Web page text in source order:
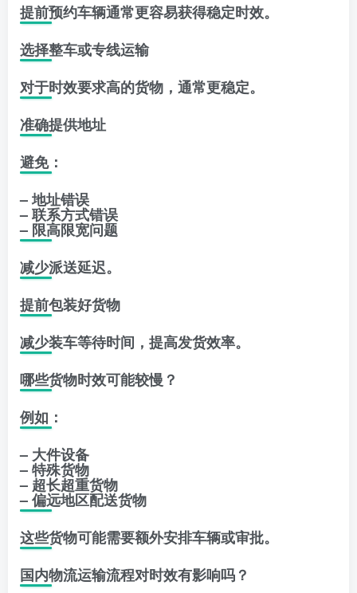
提前预约车辆通常更容易获得稳定时效。
选择整车或专线运输
对于时效要求高的货物，通常更稳定。
准确提供地址
避免：
– 地址错误
– 联系方式错误
– 限高限宽问题
减少派送延迟。
提前包装好货物
减少装车等待时间，提高发货效率。
哪些货物时效可能较慢？
例如：
– 大件设备
– 特殊货物
– 超长超重货物
– 偏远地区配送货物
这些货物可能需要额外安排车辆或审批。
国内物流运输流程对时效有影响吗？